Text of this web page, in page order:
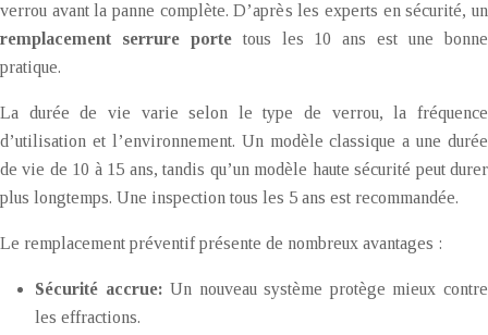
verrou avant la panne complète. D’après les experts en sécurité, un
remplacement serrure porte tous les 10 ans est une bonne
pratique.
La durée de vie varie selon le type de verrou, la fréquence
d’utilisation et l’environnement. Un modèle classique a une durée
de vie de 10 à 15 ans, tandis qu’un modèle haute sécurité peut durer
plus longtemps. Une inspection tous les 5 ans est recommandée.
Le remplacement préventif présente de nombreux avantages :
Sécurité accrue:Un nouveau système protège mieux contre
les effractions.